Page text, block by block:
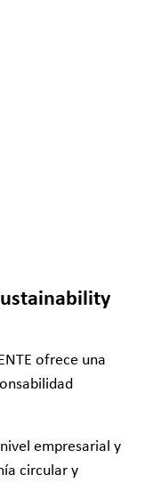
ofrece una
empresarial y
circular y